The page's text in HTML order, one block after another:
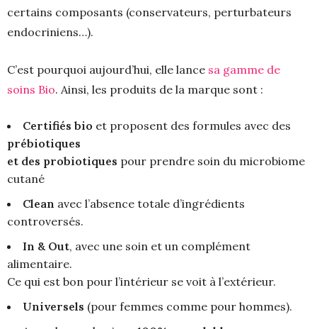
certains composants (conservateurs, perturbateurs
endocriniens…).
C’est pourquoi aujourd’hui, elle lance sa gamme de
soins Bio. Ainsi, les produits de la marque sont :
Certifiés bio et proposent des formules avec des
prébiotiques
et des probiotiques pour prendre soin du microbiome
cutané
Clean avec l’absence totale d’ingrédients
controversés.
In & Out, avec une soin et un complément
alimentaire.
Ce qui est bon pour l’intérieur se voit à l’extérieur.
Universels (pour femmes comme pour hommes).